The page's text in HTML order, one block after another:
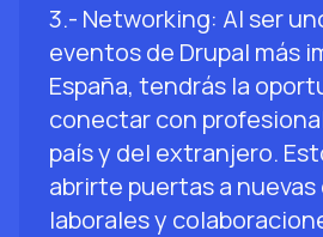
3.- Networking: Al ser
eventos de Drupal más
España, tendrás la
conectar con
país y del extranjero.
abrirte puertas a
laborales y